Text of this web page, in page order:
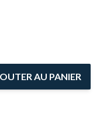
AU PANIER